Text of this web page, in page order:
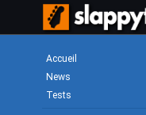
Accueil
News
Tests